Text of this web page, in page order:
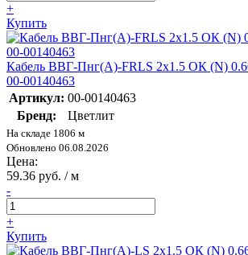
+
Купить
Кабель ВВГ-Пнг(А)-FRLS 2х1.5 ОК (N)
00-00140463
Артикул: 00-00140463
Бренд:
Цветлит
На складе 1806 м
Обновлено 06.08.2026
Цена:
59.36 руб. / м
-
+
Купить